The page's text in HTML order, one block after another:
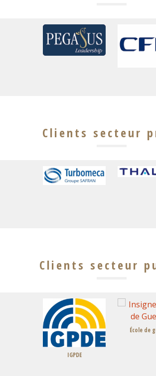
Clients secteur
Clients secteur
École de guerre